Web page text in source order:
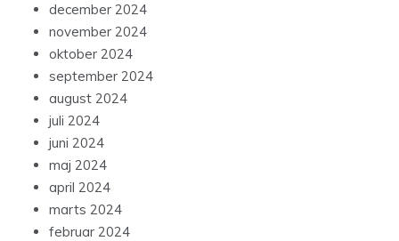
december 2024
november 2024
oktober 2024
september 2024
august 2024
juli 2024
juni 2024
maj 2024
april 2024
marts 2024
februar 2024